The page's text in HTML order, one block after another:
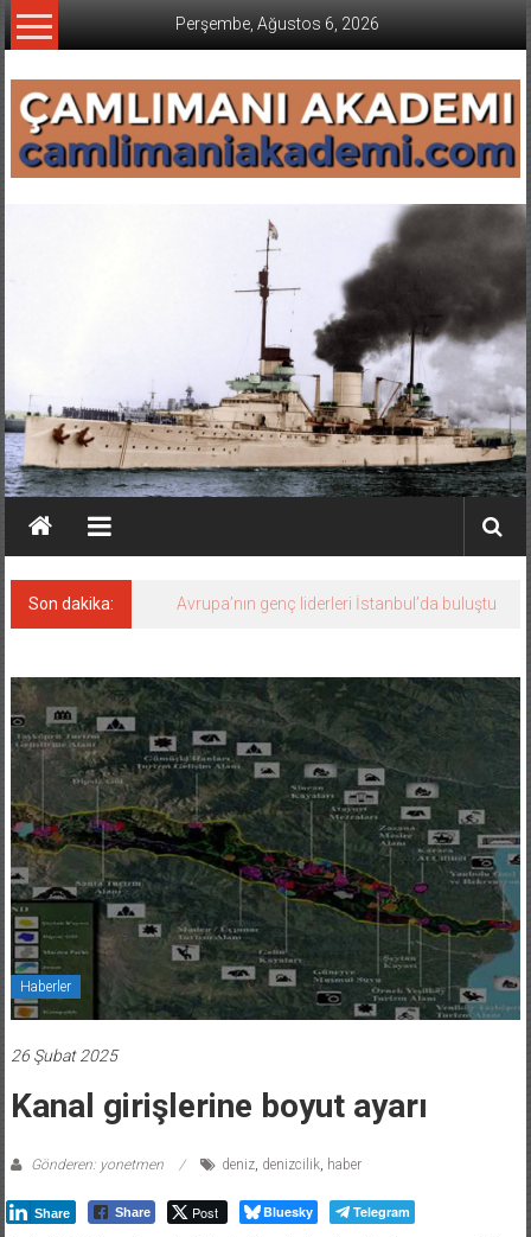
İçeriğe
geç
Perşembe, Ağustos 6, 2026
Son dakika: Avrupa’nın genç liderleri İstanbul’da buluştu
Haberler
26 Şubat 2025
Kanal girişlerine boyut ayarı
Gönderen: yonetmen deniz, denizcilik, haber
Share Share Post Bluesky Telegram